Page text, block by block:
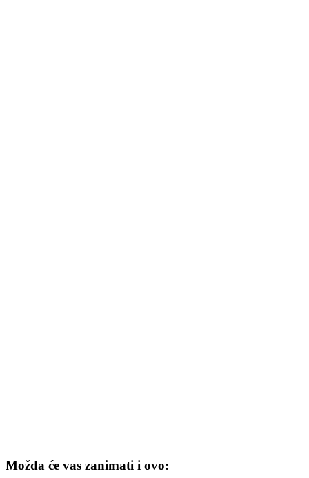
Možda će vas zanimati i ovo: